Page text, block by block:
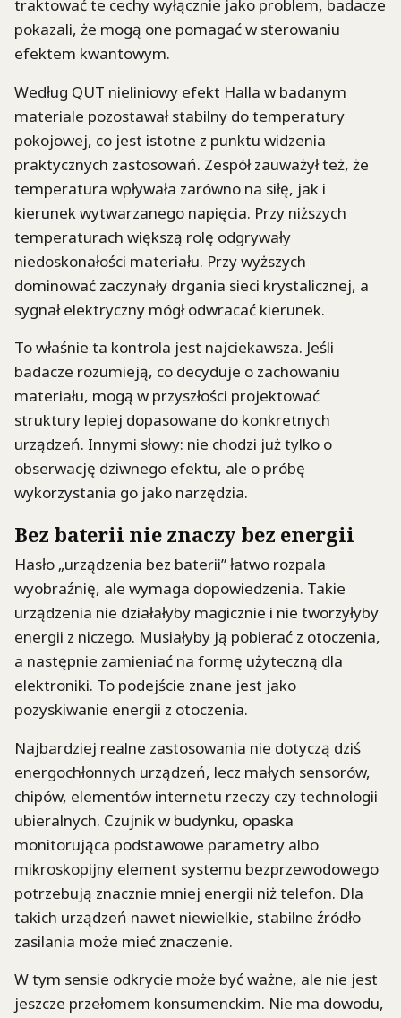
traktować te cechy wyłącznie jako problem, badacze
pokazali, że mogą one pomagać w sterowaniu
efektem kwantowym.
Według QUT nieliniowy efekt Halla w badanym
materiale pozostawał stabilny do temperatury
pokojowej, co jest istotne z punktu widzenia
praktycznych zastosowań. Zespół zauważył też, że
temperatura wpływała zarówno na siłę, jak i
kierunek wytwarzanego napięcia. Przy niższych
temperaturach większą rolę odgrywały
niedoskonałości materiału. Przy wyższych
dominować zaczynały drgania sieci krystalicznej, a
sygnał elektryczny mógł odwracać kierunek.
To właśnie ta kontrola jest najciekawsza. Jeśli
badacze rozumieją, co decyduje o zachowaniu
materiału, mogą w przyszłości projektować
struktury lepiej dopasowane do konkretnych
urządzeń. Innymi słowy: nie chodzi już tylko o
obserwację dziwnego efektu, ale o próbę
wykorzystania go jako narzędzia.
Bez baterii nie znaczy bez energii
Hasło „urządzenia bez baterii” łatwo rozpala
wyobraźnię, ale wymaga dopowiedzenia. Takie
urządzenia nie działałyby magicznie i nie tworzyłyby
energii z niczego. Musiałyby ją pobierać z otoczenia,
a następnie zamieniać na formę użyteczną dla
elektroniki. To podejście znane jest jako
pozyskiwanie energii z otoczenia.
Najbardziej realne zastosowania nie dotyczą dziś
energochłonnych urządzeń, lecz małych sensorów,
chipów, elementów internetu rzeczy czy technologii
ubieralnych. Czujnik w budynku, opaska
monitorująca podstawowe parametry albo
mikroskopijny element systemu bezprzewodowego
potrzebują znacznie mniej energii niż telefon. Dla
takich urządzeń nawet niewielkie, stabilne źródło
zasilania może mieć znaczenie.
W tym sensie odkrycie może być ważne, ale nie jest
jeszcze przełomem konsumenckim. Nie ma dowodu,